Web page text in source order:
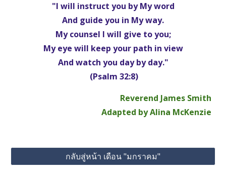
"I will instruct you by My word
And guide you in My way.
My counsel I will give to you;
My eye will keep your path in view
And watch you day by day."
(Psalm 32:8)
Reverend James Smith
Adapted by Alina McKenzie
กลับสู่หน้า เดือน "มกราคม"